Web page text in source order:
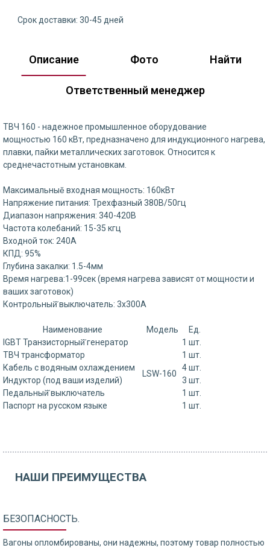
Срок доставки: 30-45 дней
Описание Фото Найти
Ответственный менеджер
ТВЧ 160 - надежное промышленное оборудование
мощностью 160 кВт, предназначено для индукционного нагрева,
плавки, пайки металлических заготовок. Относится к
среднечастотным установкам.
Максимальныӗ входная мощность: 160кВт
Напряжение питания: Трехфазный 380В/50гц
Диапазон напряжения: 340-420В
Частота колебаний: 15-35 кгц
Входной ток: 240A
КПД: 95%
Глубина закалки: 1.5-4мм
Время нагрева:1-99сек (время нагрева зависят от мощности и
ваших заготовок)
Контрольный̆ выключатель: 3x300A
Наименование Модель
Ед.
IGBT Транзисторный̆ генератор
LSW-160
1 шт.
ТВЧ трансформатор
1 шт.
Кабель с водяным охлаждением
4 шт.
Индуктор (под ваши изделий)
3 шт.
Педальный̆ выключатель
1 шт.
Паспорт на русском языке
1 шт.
НАШИ ПРЕИМУЩЕСТВА
БЕЗОПАСНОСТЬ.
Вагоны опломбированы, они надежны, поэтому товар полностью